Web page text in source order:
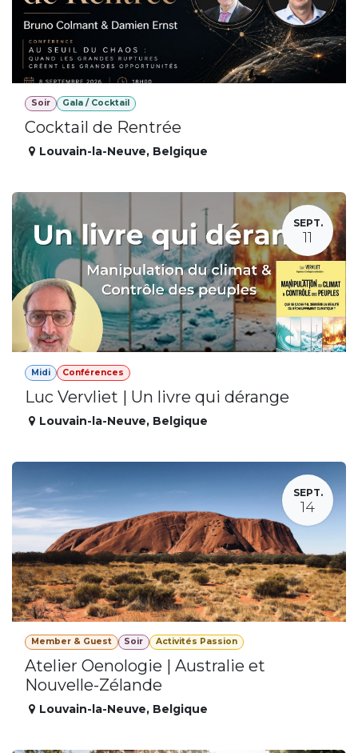
Soir Gala / Cocktail
Cocktail de Rentrée
Louvain-la-Neuve, Belgique
SEPT.
11
Midi Conférences
Luc Vervliet | Un livre qui dérange
Louvain-la-Neuve, Belgique
SEPT.
14
Member & Guest Soir Activités Passion
Atelier Oenologie | Australie et
Nouvelle-Zélande
Louvain-la-Neuve, Belgique